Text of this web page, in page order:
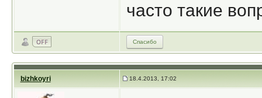
часто такие
Спасибо
bizhkoyri 18.4.2013, 17:02